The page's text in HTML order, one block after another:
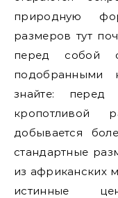
природную
размеров тут
перед собой
подобранными
знайте:
кропотливой
добывается
стандартные
из африканских
истинные